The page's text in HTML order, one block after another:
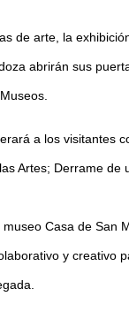
de arte, la
abrirán sus
a los visitantes
Artes; Derrame de
Casa de San
y creativo